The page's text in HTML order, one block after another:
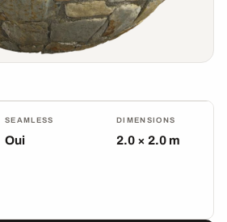
SEAMLESS
Oui
DIMENSIONS
2.0 × 2.0 m